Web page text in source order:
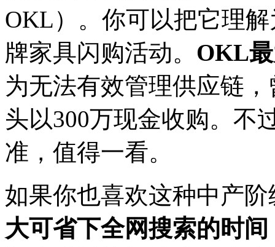
OKL）。你可以把它理
牌家具闪购活动。 OKL
为无法有效管理供应链
头以300万现金收购。不
准，值得一看。
如果你也喜欢这种中产
大可省下全网搜索的时